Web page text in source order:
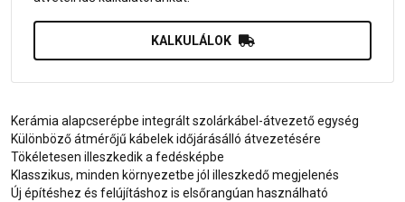
KALKULÁLOK
Kerámia alapcserépbe integrált szolárkábel-átvezető egység
Különböző átmérőjű kábelek időjárásálló átvezetésére
Tökéletesen illeszkedik a fedésképbe
Klasszikus, minden környezetbe jól illeszkedő megjelenés
Új építéshez és felújításhoz is elsőrangúan használható